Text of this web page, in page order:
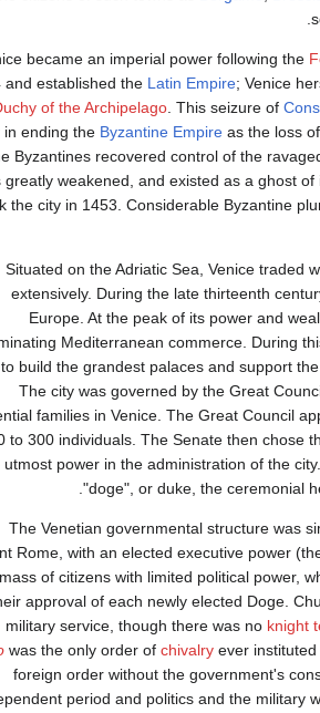
became an imperial power following the
and established the Latin Empire; Venice
of the Archipelago . This seizure of
in ending the Byzantine Empire as the loss
Byzantines recovered control of the
greatly weakened, and existed as a ghost of
the city in 1453. Considerable Byzantine
Situated on the Adriatic Sea, Venice traded
extensively. During the late thirteenth
Europe. At the peak of its power and
Mediterranean commerce. During
build the grandest palaces and support
The city was governed by the Great
families in Venice. The Great Council
to 300 individuals. The Senate then chose
utmost power in the administration of the
"doge", or duke, the ceremonial
The Venetian governmental structure was
Rome, with an elected executive power
of citizens with limited political power,
approval of each newly elected Doge.
military service, though there was no knight
was the only order of chivalry ever
foreign order without the government's
period and politics and the military